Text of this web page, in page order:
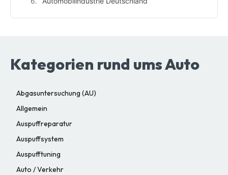
Kategorien rund ums Auto
Abgasuntersuchung (AU)
Allgemein
Auspuffreparatur
Auspuffsystem
Auspufftuning
Auto / Verkehr